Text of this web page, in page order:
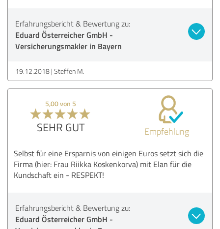
Erfahrungsbericht & Bewertung zu:
Eduard Österreicher GmbH -
Versicherungsmakler in Bayern
19.12.2018 Steffen M.
5,00 von 5
SEHR GUT Empfehlung
Selbst für eine Ersparnis von einigen Euros setzt sich die
Firma (hier: Frau Riikka Koskenkorva) mit Elan für die
Kundschaft ein - RESPEKT!
Erfahrungsbericht & Bewertung zu:
Eduard Österreicher GmbH -